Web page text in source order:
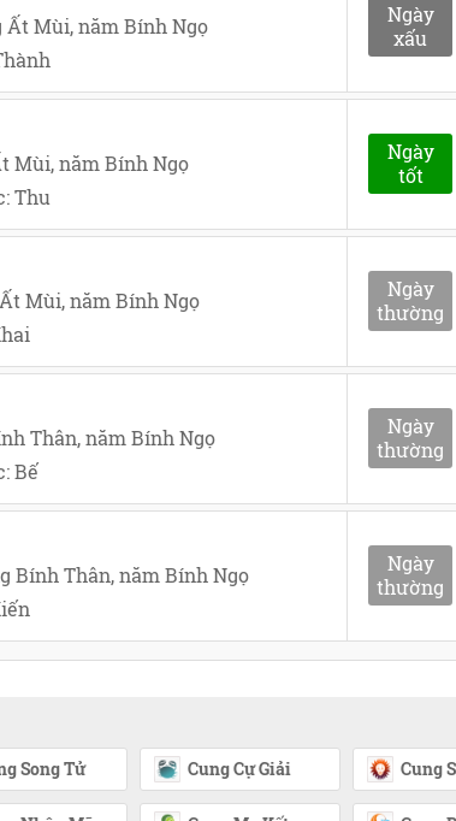
Mùi, năm Bính Ngọ
Ngày
xấu
Mùi, năm Bính Ngọ
Thu
Ngày
tốt
Mùi, năm Bính Ngọ
Ngày
thường
Thân, năm Bính Ngọ
Bế
Ngày
thường
Bính Thân, năm Bính Ngọ
Ngày
thường
Song Tử Cung Cự Giải Cung